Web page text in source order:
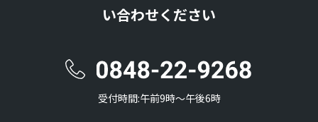
い合わせください
受付時間:午前9時〜午後6時